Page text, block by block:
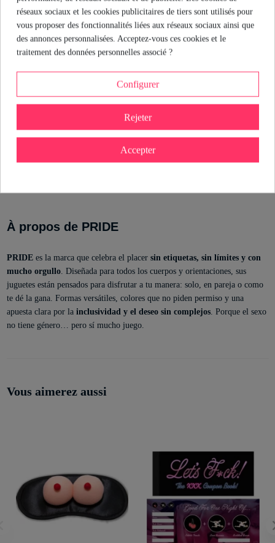
Sexologue chez Industrial Erótica
Voir le profil
Marque
À propos de PRIDE
PRIDEes la marca que celebra el placer sin etiquetas, sin límites y con
mucho orgullo. Diseñada para todos los cuerpos y orientaciones, sus
juguetes están pensados para disfrutar a tu manera: solo, en pareja o como
te dé la gana. Formas versátiles, colores que no piden permiso y una
apuesta clara por la inclusividad y el deseo sin complejos. Porque el sexo
no tiene género… pero sí mucho juego.
Vous aimerez aussi
réseaux sociaux et les cookies publicitaires de tiers sont utilisés pour
vous proposer des fonctionnalités liées aux réseaux sociaux ainsi que
des annonces personnalisées. Acceptez-vous ces cookies et le
traitement des données personnelles associé ?
Configurer
Rejeter
Accepter